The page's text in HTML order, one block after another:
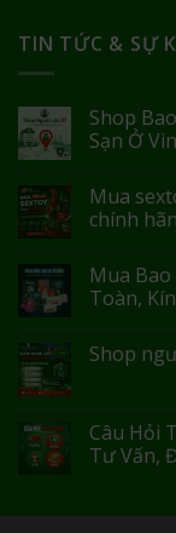
TIN TỨC & SỰ
Shop
Sạn Ở
Mua
chính
Mua
Toàn,
Shop
Câu Hỏi
Tư Vấn,